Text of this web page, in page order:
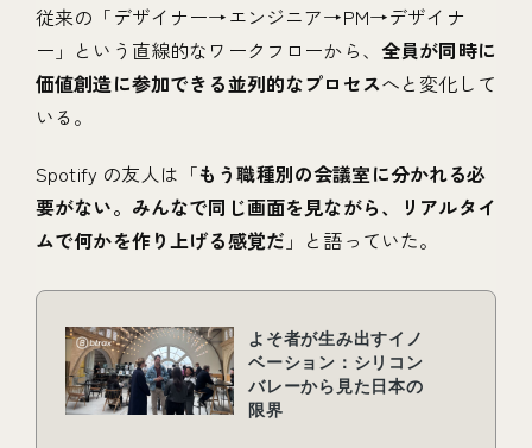
従来の「デザイナー→エンジニア→PM→デザイナ
ー」という直線的なワークフローから、 全員が同時に
価値創造に参加できる並列的なプロセスへと変化して
いる。
Spotify の友人は「もう職種別の会議室に分かれる必
要がない。みんなで同じ画面を見ながら、リアルタイ
ムで何かを作り上げる感覚だ 」と語っていた。